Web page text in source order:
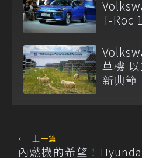
T-Roc
草機
新典範
← 上一篇
內燃機的希望！